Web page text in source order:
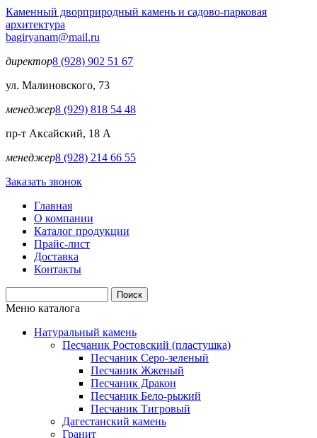
Перейти к основному содержанию
Каменный дворприродный камень и садово-парковая
архитектура
bagiryanam@mail.ru
директор8 (928) 902 51 67
ул. Малиновского, 73
менеджер8 (929) 818 54 48
пр-т Аксайский, 18 А
менеджер8 (928) 214 66 55
Заказать звонок
Главная
О компании
Каталог продукции
Прайс-лист
Доставка
Контакты
Форма поиска
Меню каталога
Натуральный камень
Песчаник Ростовский (пластушка)
Песчаник Серо-зеленый
Песчаник Жженый
Песчаник Дракон
Песчаник Бело-рыжий
Песчаник Тигровый
Дагестанский камень
Гранит